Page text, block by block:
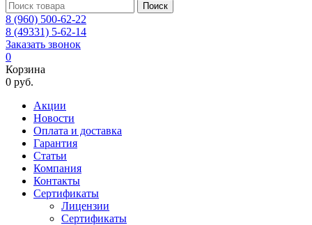
Поиск
8 (960) 500-62-22
8 (49331) 5-62-14
Заказать звонок
0
Корзина
0 руб.
Акции
Новости
Оплата и доставка
Гарантия
Статьи
Компания
Контакты
Сертификаты
Лицензии
Сертификаты